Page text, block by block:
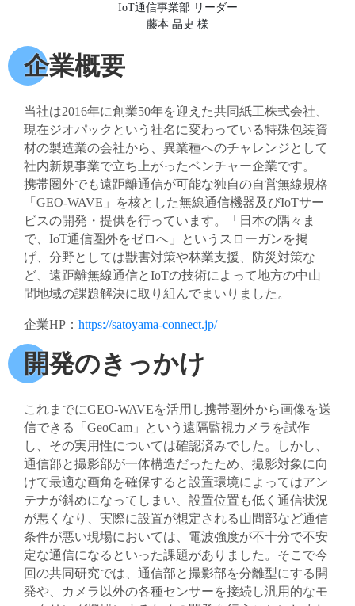
IoT通信事業部 リーダー
藤本 晶史 様
企業概要
当社は2016年に創業50年を迎えた共同紙工株式会社、
現在ジオパックという社名に変わっている特殊包装資
材の製造業の会社から、異業種へのチャレンジとして
社内新規事業で立ち上がったベンチャー企業です。
携帯圏外でも遠距離通信が可能な独自の自営無線規格
「GEO-WAVE」を核とした無線通信機器及びIoTサー
ビスの開発・提供を行っています。「日本の隅々ま
で、IoT通信圏外をゼロへ」というスローガンを掲
げ、分野としては獣害対策や林業支援、防災対策な
ど、遠距離無線通信とIoTの技術によって地方の中山
間地域の課題解決に取り組んでまいりました。
企業HP： https://satoyama-connect.jp/
開発のきっかけ
これまでにGEO-WAVEを活用し携帯圏外から画像を送
信できる「GeoCam」という遠隔監視カメラを試作
し、その実用性については確認済みでした。しかし、
通信部と撮影部が一体構造だったため、撮影対象に向
けて最適な画角を確保すると設置環境によってはアン
テナが斜めになってしまい、設置位置も低く通信状況
が悪くなり、実際に設置が想定される山間部など通信
条件が悪い現場においては、電波強度が不十分で不安
定な通信になるといった課題がありました。そこで今
回の共同研究では、通信部と撮影部を分離型にする開
発や、カメラ以外の各種センサーを接続し汎用的なモ